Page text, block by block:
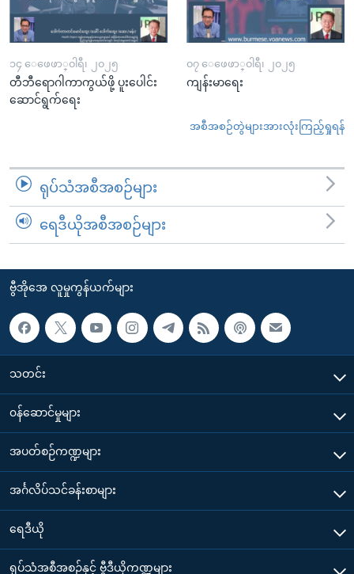
၁၄ ေဖေဖာ္၀ါရီ၊ ၂၀၂၅
တီဘီရောဂါကာကွယ်ဖို့ ပူးပေါင်း
ဆောင်ရွက်ရေး
၀၇ ေဖေဖာ္၀ါရီ၊ ၂၀၂၅
ကျန်းမာရေး
အစီအစဉ်တွဲများအားလုံးကြည့်ရှုရန်
ရုပ်သံအစီအစဉ်များ
ရေဒီယိုအစီအစဉ်များ
ဗွီအိုအေ လူမှုကွန်ယက်များ
သတင်း
၀န်ဆောင်မှုများ
အပတ်စဉ်ကဏ္ဍများ
အင်္ဂလိပ်သင်ခန်းစာများ
ရေဒီယို
ရုပ်သံအစီအစဉ်နှင့် ဗွီဒီယိုကဏ္ဍများ